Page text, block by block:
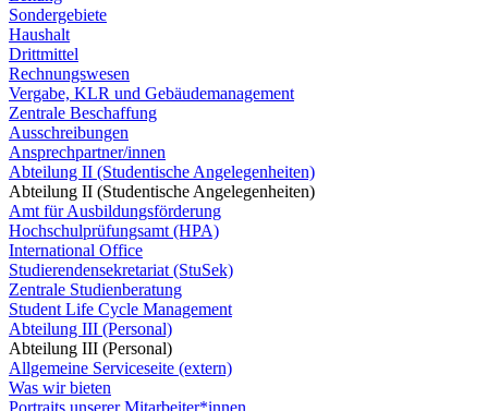
Sondergebiete
Haushalt
Drittmittel
Rechnungswesen
Vergabe, KLR und Gebäudemanagement
Zentrale Beschaffung
Ausschreibungen
Ansprechpartner/innen
Abteilung II (Studentische Angelegenheiten)
Abteilung II (Studentische Angelegenheiten)
Amt für Ausbildungsförderung
Hochschulprüfungsamt (HPA)
International Office
Studierendensekretariat (StuSek)
Zentrale Studienberatung
Student Life Cycle Management
Abteilung III (Personal)
Abteilung III (Personal)
Allgemeine Serviceseite (extern)
Was wir bieten
Portraits unserer Mitarbeiter*innen